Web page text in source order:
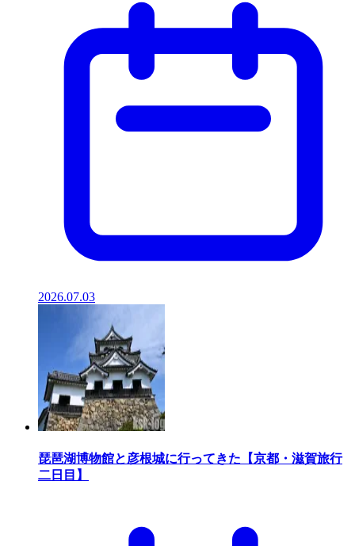
2026.07.03
琵琶湖博物館と彦根城に行ってきた【京都・滋賀旅行
二日目】